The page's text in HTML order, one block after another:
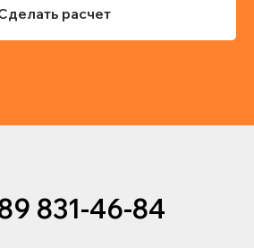
расчет
831-46-84